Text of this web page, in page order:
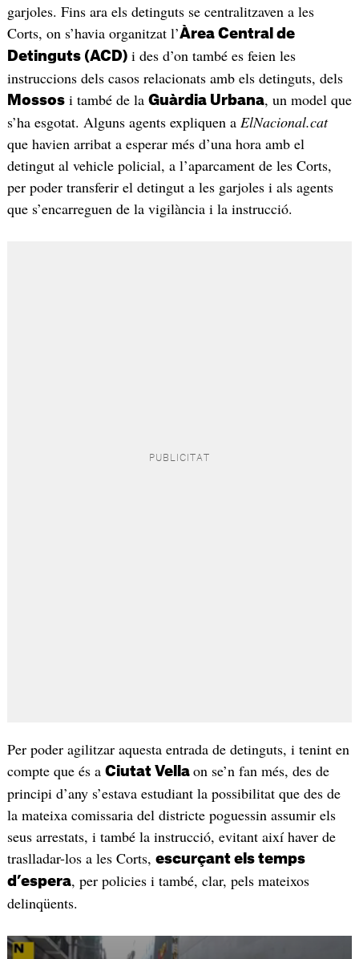
garjoles. Fins ara els detinguts se centralitzaven a les
Corts, on s’havia organitzat l’Àrea Central de
Detinguts (ACD)i des d’on també es feien les
instruccions dels casos relacionats amb els detinguts, dels
Mossosi també de la Guàrdia Urbana, un model que
s’ha esgotat. Alguns agents expliquen a ElNacional.cat
que havien arribat a esperar més d’una hora amb el
detingut al vehicle policial, a l’aparcament de les Corts,
per poder transferir el detingut a les garjoles i als agents
que s’encarreguen de la vigilància i la instrucció.
Per poder agilitzar aquesta entrada de detinguts, i tenint en
compte que és a Ciutat Vella on se’n fan més, des de
principi d’any s’estava estudiant la possibilitat que des de
la mateixa comissaria del districte poguessin assumir els
seus arrestats, i també la instrucció, evitant així haver de
traslladar-los a les Corts, escurçant els temps
d’espera, per policies i també, clar, pels mateixos
delinqüents.